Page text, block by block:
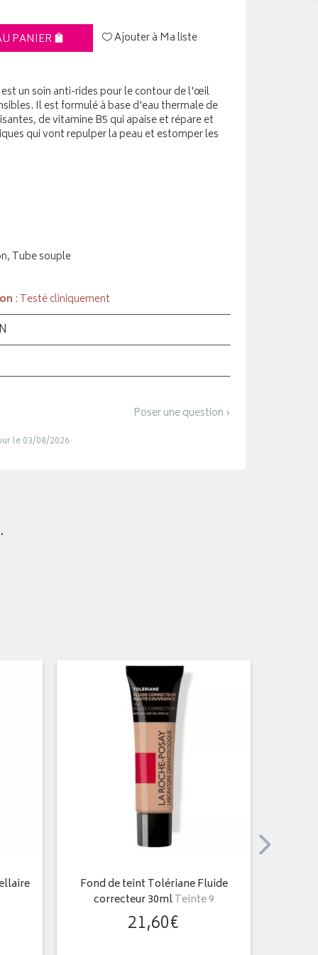
PANIER Ajouter à Ma liste
un soin anti-rides pour le contour de l'œil
Il est formulé à base d'eau thermale de
de vitamine B5 qui apaise et répare et
qui vont repulper la peau et estomper les
Tube souple
: Testé cliniquement
Poser une question ›
le 03/08/2026
Fond de teint Tolériane Fluide
correcteur 30mlTeinte 9
21,60€